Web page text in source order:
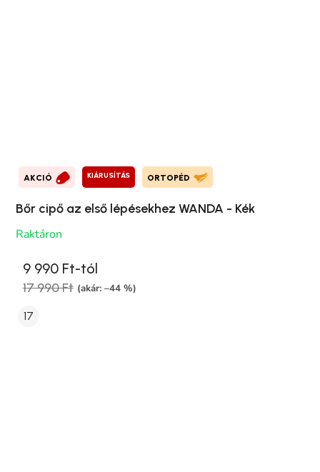
AKCIÓ KIÁRUSÍTÁS ORTOPÉD
Bőr cipő az első lépésekhez WANDA - Kék
Raktáron
9 990 Ft-tól
17 990 Ft (akár: –44 %)
17